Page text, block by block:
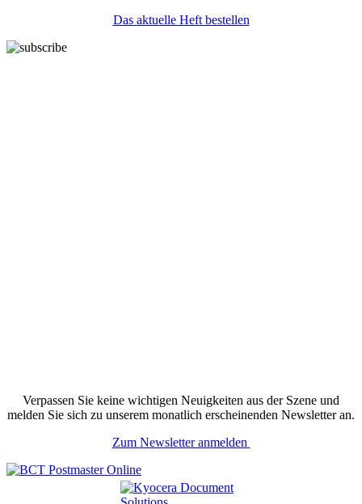
Das aktuelle Heft bestellen
Verpassen Sie keine wichtigen Neuigkeiten aus der Szene und
melden Sie sich zu unserem monatlich erscheinenden Newsletter an.
Zum Newsletter anmelden